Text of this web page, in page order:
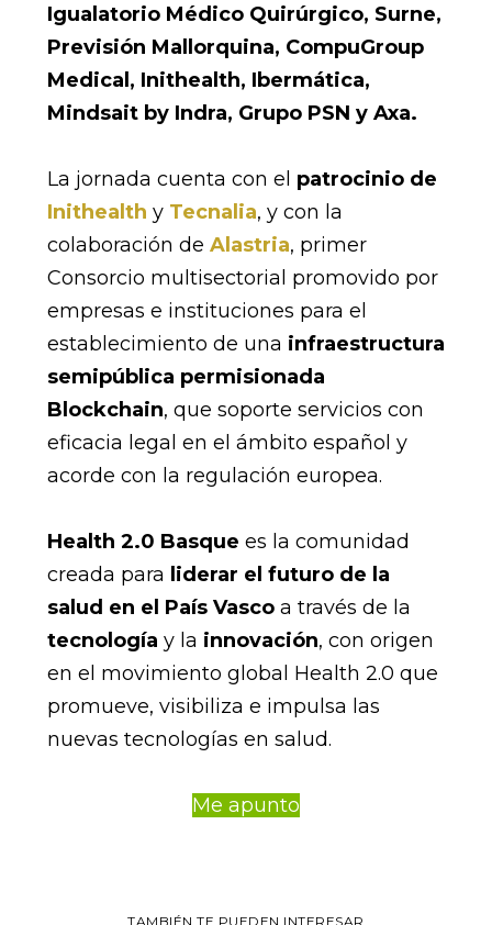
Igualatorio Médico Quirúrgico, Surne,
Previsión Mallorquina, CompuGroup
Medical, Inithealth, Ibermática,
Mindsait by Indra, Grupo PSN y Axa.
La jornada cuenta con el patrocinio de
Inithealth y Tecnalia, y con la
colaboración de Alastria, primer
Consorcio multisectorial promovido por
empresas e instituciones para el
establecimiento de una infraestructura
semipública permisionada
Blockchain, que soporte servicios con
eficacia legal en el ámbito español y
acorde con la regulación europea.
Health 2.0 Basque es la comunidad
creada para liderar el futuro de la
salud en el País Vascoa través de la
tecnología y la innovación, con origen
en el movimiento global Health 2.0 que
promueve, visibiliza e impulsa las
nuevas tecnologías en salud.
Me apunto
TAMBIÉN TE PUEDEN INTERESAR